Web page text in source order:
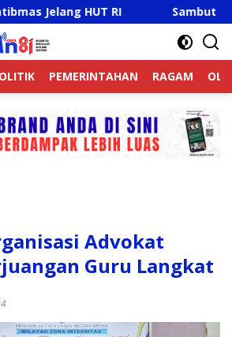
RI Sambut HUT RI Ke-81,
PEMERINTAHAN RAGAM
Advokat
Guru Langkat